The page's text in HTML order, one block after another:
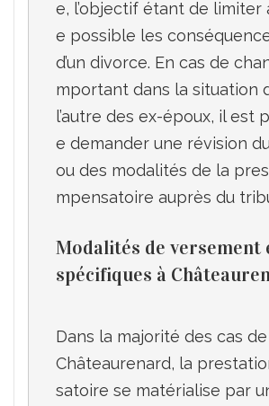
e, l’objectif étant de limiter
e possible les
d’un divorce. En cas de
mportant dans la situation
l’autre des ex-époux, il est
e demander une révision
ou des modalités de la
Modalités de versement
spécifiques à
Dans la majorité des cas
Châteaurenard, la
satoire se matérialise par